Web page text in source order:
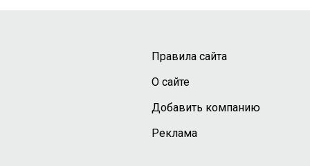
Правила сайта
О сайте
Добавить компанию
Реклама